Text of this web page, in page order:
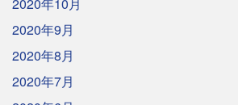
2020年10月
2020年9月
2020年8月
2020年7月